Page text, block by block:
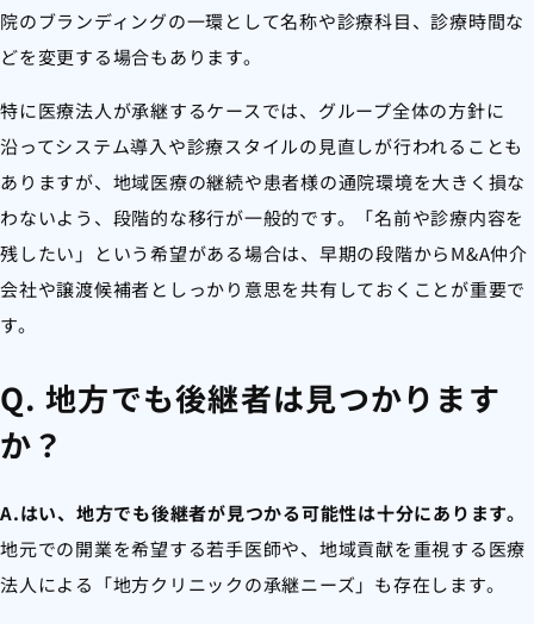
院のブランディングの一環として名称や診療科目、診療時間な
どを変更する場合もあります。
特に医療法人が承継するケースでは、グループ全体の方針に
沿ってシステム導入や診療スタイルの見直しが行われることも
ありますが、地域医療の継続や患者様の通院環境を大きく損な
わないよう、段階的な移行が一般的です。「名前や診療内容を
残したい」という希望がある場合は、早期の段階からM&A仲介
会社や譲渡候補者としっかり意思を共有しておくことが重要で
す。
Q. 地方でも後継者は見つかります
か？
A.はい、地方でも後継者が見つかる可能性は十分にあります。
地元での開業を希望する若手医師や、地域貢献を重視する医療
法人による「地方クリニックの承継ニーズ」も存在します。